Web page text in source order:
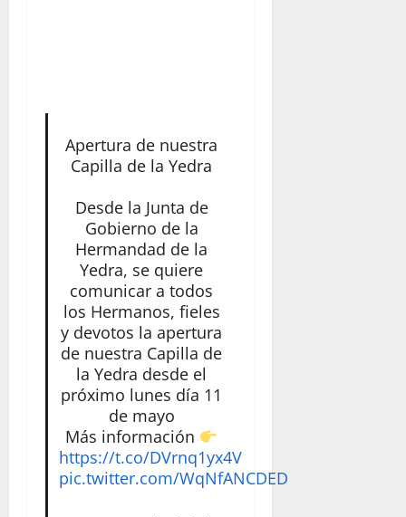
Apertura de nuestra
Capilla de la Yedra
Desde la Junta de
Gobierno de la
Hermandad de la
Yedra, se quiere
comunicar a todos
los Hermanos, fieles
y devotos la apertura
de nuestra Capilla de
la Yedra desde el
próximo lunes día 11
de mayo
Más información
https://t.co/DVrnq1yx4V
pic.twitter.com/WqNfANCDED